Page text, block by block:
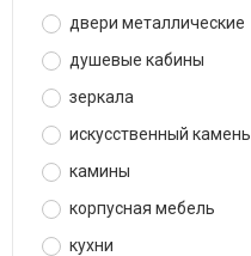
двери металлические
душевые кабины
зеркала
искусственный камень
камины
корпусная мебель
кухни